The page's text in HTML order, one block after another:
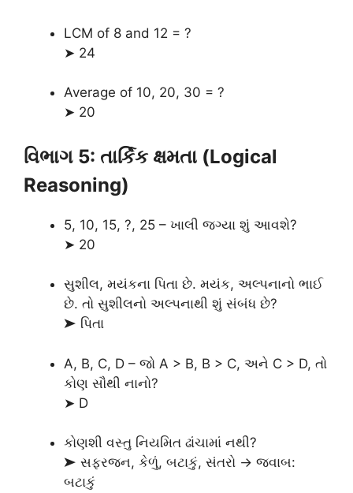
LCM of 8 and 12 = ?
➤ 24
Average of 10, 20, 30 = ?
➤ 20
વિભાગ 5: તાર્કિક ક્ષમતા (Logical
Reasoning)
5, 10, 15, ?, 25 – ખાલી જગ્યા શું આવશે?
➤ 20
સુશીલ, મયંકના પિતા છે. મયંક, અલ્પનાનો ભાઈ
છે. તો સુશીલનો અલ્પનાથી શું સંબંધ છે?
➤ પિતા
A, B, C, D – જો A > B, B > C, અને C > D, તો
કોણ સૌથી નાનો?
➤ D
કોણશી વસ્તુ નિયમિત ઢાંચામાં નથી?
➤ સફરજન, કેળું, બટાકું, સંતરો → જવાબ:
બટાકું